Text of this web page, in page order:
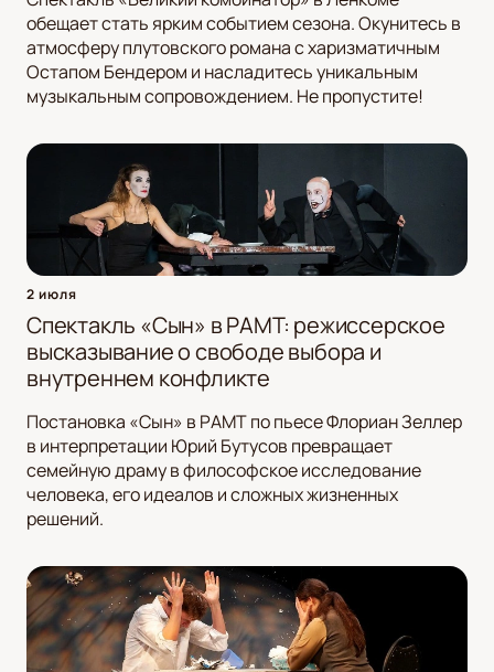
обещает стать ярким событием сезона. Окунитесь в
атмосферу плутовского романа с харизматичным
Остапом Бендером и насладитесь уникальным
музыкальным сопровождением. Не пропустите!
2 июля
Спектакль «Сын» в РАМТ: режиссерское
высказывание о свободе выбора и
внутреннем конфликте
Постановка «Сын» в РАМТ по пьесе Флориан Зеллер
в интерпретации Юрий Бутусов превращает
семейную драму в философское исследование
человека, его идеалов и сложных жизненных
решений.